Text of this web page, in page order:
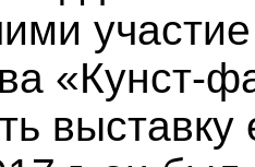
«Кунст-